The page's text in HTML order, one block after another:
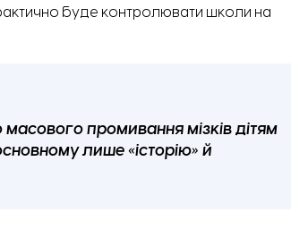
буде контролювати школи на
промивання мізків дітям
лише «історію» й